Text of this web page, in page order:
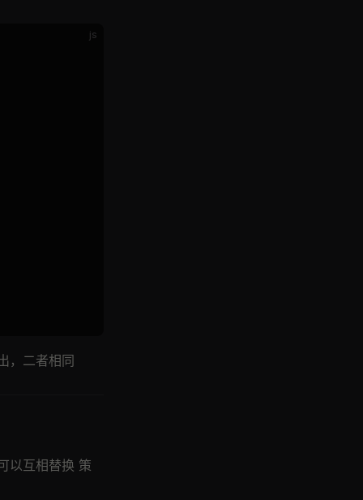
js
，二者相同
以互相替换 策